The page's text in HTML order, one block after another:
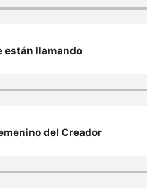
están llamando
del Creador